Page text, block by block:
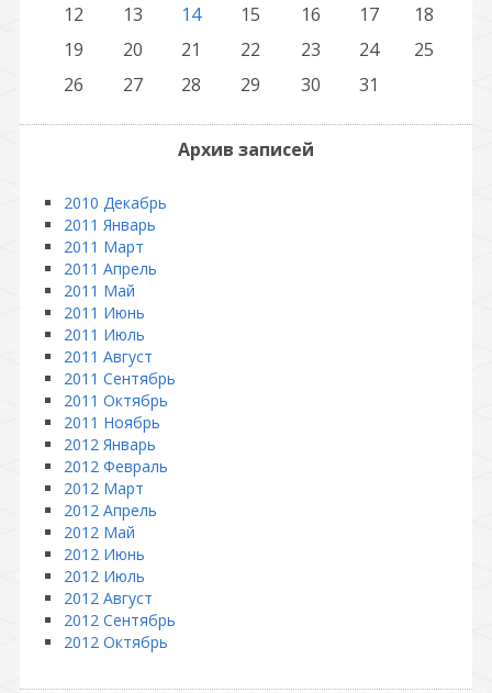
12
13 14 15 16 17
18
19
20 21 22 23 24
25
26
27 28 29 30 31
Архив записей
2010 Декабрь
2011 Январь
2011 Март
2011 Апрель
2011 Май
2011 Июнь
2011 Июль
2011 Август
2011 Сентябрь
2011 Октябрь
2011 Ноябрь
2012 Январь
2012 Февраль
2012 Март
2012 Апрель
2012 Май
2012 Июнь
2012 Июль
2012 Август
2012 Сентябрь
2012 Октябрь